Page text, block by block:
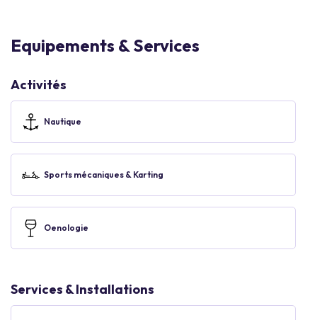
Equipements & Services
Activités
Nautique
Sports mécaniques & Karting
Oenologie
Services & Installations